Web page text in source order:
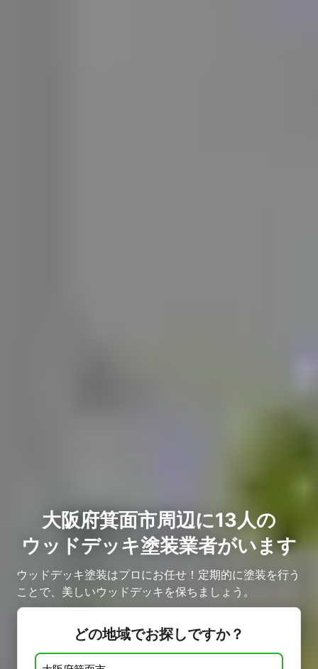
大阪府箕面市周辺に13人の
ウッドデッキ塗装業者がいます
ウッドデッキ塗装はプロにお任せ！定期的に塗装を行う
ことで、美しいウッドデッキを保ちましょう。
どの地域でお探しですか？